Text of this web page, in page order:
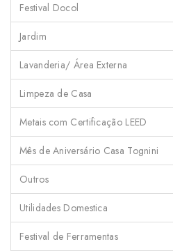
Festival Docol
Jardim
Lavanderia/ Área Externa
Limpeza de Casa
Metais com Certificação LEED
Mês de Aniversário Casa Tognini
Outros
Utilidades Domestica
Festival de Ferramentas